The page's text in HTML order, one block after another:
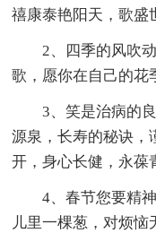
禧康泰艳阳天，歌盛
2、四季的风吹
歌，愿你在自己的花
3、笑是治病的
源泉，长寿的秘诀，
开，身心长健，永葆
4、春节您要精
儿里一棵葱，对烦